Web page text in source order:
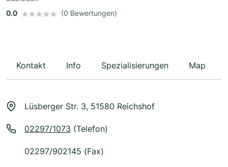
0.0
(0 Bewertungen)
Kontakt Info Spezialisierungen Map
Lüsberger Str. 3, 51580 Reichshof
02297/1073 (Telefon)
02297/902145 (Fax)